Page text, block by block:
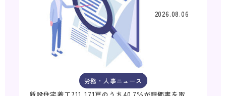
2026.08.06
労務・人事ニュース